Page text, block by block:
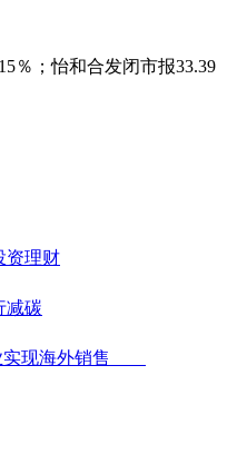
％；怡和合发闭市报33.39
资理财
减碳
实现海外销售